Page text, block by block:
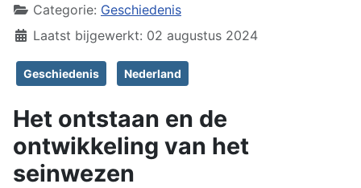
Categorie: Geschiedenis
Laatst bijgewerkt: 02 augustus 2024
Geschiedenis Nederland
Het ontstaan en de
ontwikkeling van het
seinwezen